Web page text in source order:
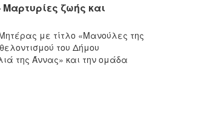
ζωής και
με τίτλο «Μανούλες της
του Δήμου
της Άννας» και την ομάδα